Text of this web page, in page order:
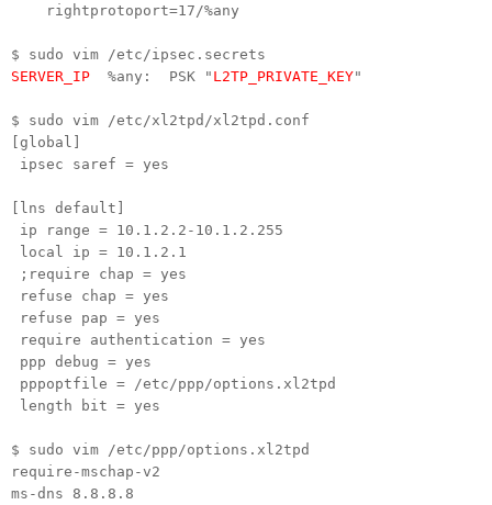
rightprotoport=17/%any
$ sudo vim /etc/ipsec.secrets
SERVER_IP %any: PSK " L2TP_PRIVATE_KEY"
$ sudo vim /etc/xl2tpd/xl2tpd.conf
[global]
ipsec saref = yes
[lns default]
ip range = 10.1.2.2-10.1.2.255
local ip = 10.1.2.1
;require chap = yes
refuse chap = yes
refuse pap = yes
require authentication = yes
ppp debug = yes
pppoptfile = /etc/ppp/options.xl2tpd
length bit = yes
$ sudo vim /etc/ppp/options.xl2tpd
require-mschap-v2
ms-dns 8.8.8.8